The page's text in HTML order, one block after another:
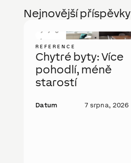
Nejnovější příspěvky
REFERENCE
Chytré byty: Více
pohodlí, méně
starostí
Datum 7 srpna, 2026